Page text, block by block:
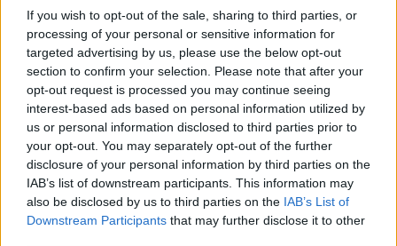
If you wish to opt-out of the sale, sharing to third parties, or
processing of your personal or sensitive information for
targeted advertising by us, please use the below opt-out
section to confirm your selection. Please note that after your
opt-out request is processed you may continue seeing
interest-based ads based on personal information utilized by
us or personal information disclosed to third parties prior to
your opt-out. You may separately opt-out of the further
disclosure of your personal information by third parties on the
IAB’s list of downstream participants. This information may
also be disclosed by us to third parties on the IAB’s List of
Downstream Participants that may further disclose it to other
Visi įrašai
Žiūrimiausi įrašai
00:00:30
Vaizdai iš tragiškos avarijos Vilniaus r.: dviejų moterų ir
vaiko gyvybių išgelbėti nepavyko